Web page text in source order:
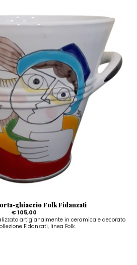
ghiaccio Folk Fidanzati
€ 105,00
artigianalmente in ceramica e decorato
Fidanzati, linea Folk.